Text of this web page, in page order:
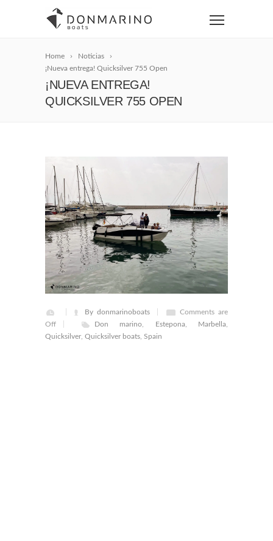
Home
Noticias
¡Nueva entrega! Quicksilver 755 Open
¡NUEVA ENTREGA!
QUICKSILVER 755 OPEN
By donmarinoboats
Comments are
Off
Don marino Estepona Marbella
Quicksilver Quicksilver boats Spain